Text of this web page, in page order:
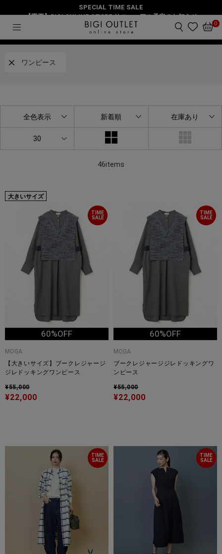
SPECIAL TIME SALE
【重要】BIGI ONLINE STORE リニューアル予定のお知らせ
0
ワンピース 新着アイテム
絞り込み
ワンピース
46items
全色表示 新着順 在庫あり
30
大きいサイズ
TIME
SALE
60%OFF
MOGA
【大きいサイズ】ブークレジャージ
ジレドッキングワンピース
¥55,000
¥22,000
TIME
SALE
60%OFF
MOGA
ブークレジャージジレドッキングワ
ンピース
¥55,000
¥22,000
TIME
SALE
TIME
SALE